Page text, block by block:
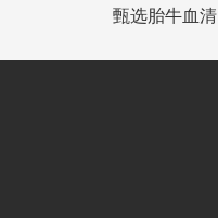
甄选胎牛血清